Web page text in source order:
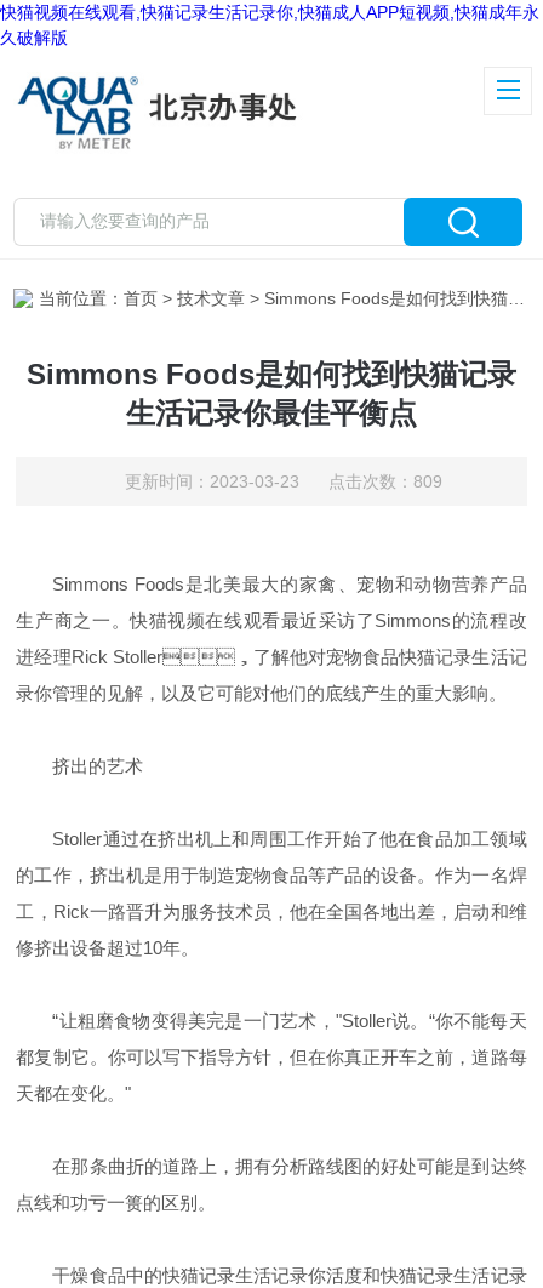
快猫视频在线观看,快猫记录生活记录你,快猫成人APP短视频,快猫成年永
久破解版
当前位置：首页 >技术文章 > Simmons Foods是如何找到快猫记录生活记录你最佳平衡点
Simmons Foods是如何找到快猫记录
生活记录你最佳平衡点
更新时间：2023-03-23 点击次数：809
Simmons Foods是北美最大的家禽、宠物和动物营养产品
生产商之一。快猫视频在线观看最近采访了Simmons的流程改
进经理Rick Stoller，了解他对宠物食品快猫记录生活记
录你管理的见解，以及它可能对他们的底线产生的重大影响。
挤出的艺术
Stoller通过在挤出机上和周围工作开始了他在食品加工领域
的工作，挤出机是用于制造宠物食品等产品的设备。作为一名焊
工， Rick一路晋升为服务技术员，他在全国各地出差，启动和维
修挤出设备超过10年。
“让粗磨食物变得美完是一门艺术，"Stoller说。“你不能每天
都复制它。你可以写下指导方针，但在你真正开车之前，道路每
天都在变化。"
在那条曲折的道路上，拥有分析路线图的好处可能是到达终
点线和功亏一篑的区别。
干燥食品中的快猫记录生活记录你活度和快猫记录生活记录